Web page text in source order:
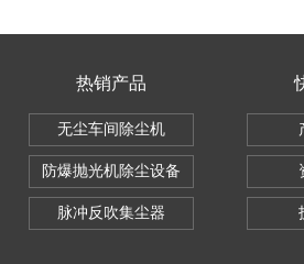
热销产品
无尘车间除尘机
防爆抛光机除尘设备
脉冲反吹集尘器